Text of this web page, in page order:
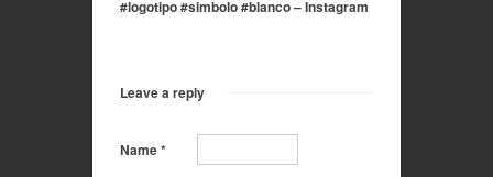
#logotipo #simbolo #blanco – Instagram
Leave a reply
Name*